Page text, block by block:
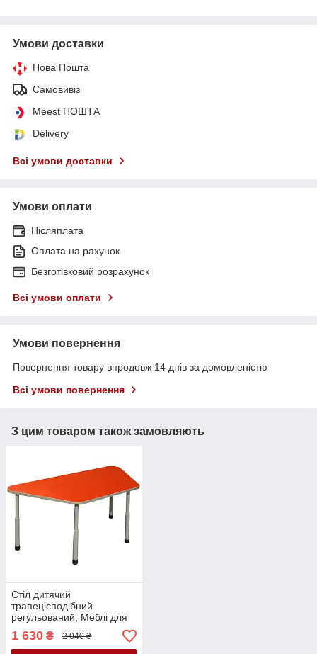
Умови доставки
Нова Пошта
Самовивіз
Meest ПОШТА
Delivery
Всі умови доставки
Умови оплати
Післяплата
Оплата на рахунок
Безготівковий розрахунок
Всі умови оплати
Умови повернення
Повернення товару впродовж 14 днів за домовленістю
Всі умови повернення
З цим товаром також замовляють
Стіл дитячий
трапецієподібний
регульований, Меблі для
дитячих садків Стол
трапеція
1 630 ₴ 2 040 ₴